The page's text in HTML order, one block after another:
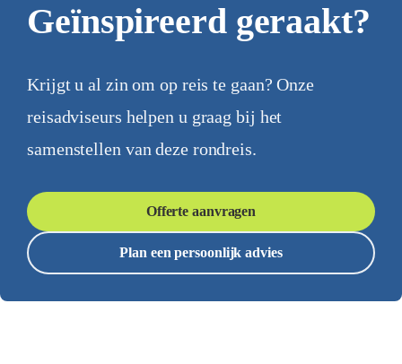
Geïnspireerd geraakt?
Krijgt u al zin om op reis te gaan? Onze
reisadviseurs helpen u graag bij het
samenstellen van deze rondreis.
Offerte aanvragen
Plan een persoonlijk advies